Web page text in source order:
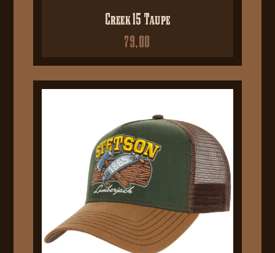
Creek 15 Taupe
79,00